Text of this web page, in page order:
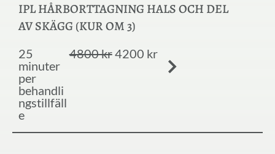
IPL HÅRBORTTAGNING HALS OCH DEL
AV SKÄGG (KUR OM 3)
25
minuter
per
behandli
ngstillfäll
e
4800 kr4200 kr